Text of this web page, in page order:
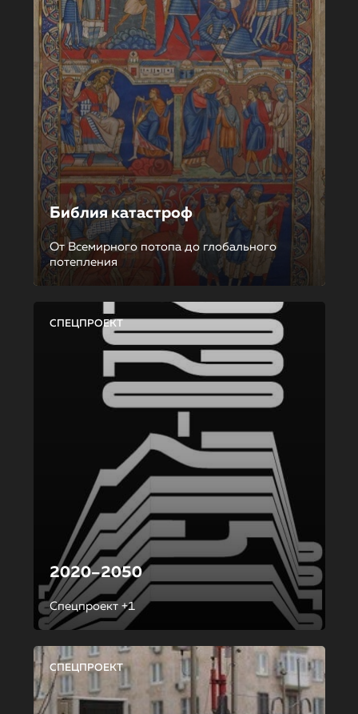
Библия катастроф
От Всемирного потопа до глобального
потепления
СПЕЦПРОЕКТ
2020–2050
Спецпроект +1
СПЕЦПРОЕКТ